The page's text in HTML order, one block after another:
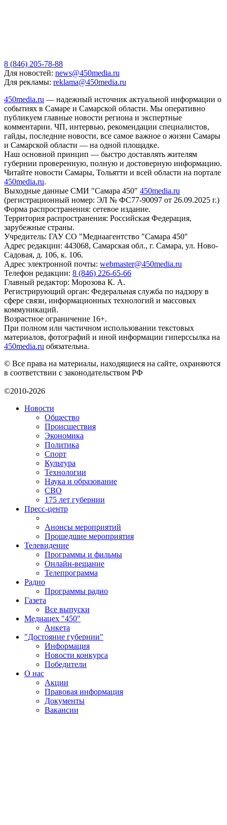
8 (846) 205-78-88
Для новостей: news@450media.ru
Для рекламы: reklama@450media.ru
450media.ru — надежный источник актуальной информации о
событиях в Самаре и Самарской области. Мы оперативно
публикуем главные новости региона и экспертные
комментарии. ЧП, интервью, рекомендации специалистов,
гайды, последние новости, все самое важное о жизни Самары
и Самарской области — на одной площадке.
Наш основной принцип — быстро доставлять жителям
губернии проверенную, полную и достоверную информацию.
Читайте новости Самары, Тольятти и всей области на портале
450media.ru.
Выходные данные СМИ "Самара 450" 450media.ru
(регистрационный номер: ЭЛ № ФС77-90097 от 26.09.2025 г.)
Форма распространения: сетевое издание.
Территория распространения: Российская Федерация,
зарубежные страны.
Учредитель: ГАУ СО "Медиаагентство "Самара 450"
Адрес редакции: 443068, Самарская обл., г. Самара, ул. Ново-
Садовая, д. 106, к. 106.
Адрес электронной почты: webmaster@450media.ru
Телефон редакции: 8 (846) 226-65-66
Главный редактор: Морозова К. А.
Регистрирующий орган: Федеральная служба по надзору в
сфере связи, информационных технологий и массовых
коммуникаций.
Возрастное ограничение 16+.
При полном или частичном использовании текстовых
материалов, фотографий и иной информации гиперссылка на
450media.ru обязательна.
© Все права на материалы, находящиеся на сайте, охраняются
в соответствии с законодательством РФ
©2010-2026
Новости
Общество
Происшествия
Экономика
Политика
Спорт
Культура
Технологии
Наука и образование
СВО
175 лет губернии
Пресс-центр
Анонсы мероприятий
Прошедшие мероприятия
Телевидение
Программы и фильмы
Онлайн-вещание
Телепрограмма
Радио
Программы радио
Газета
Все выпуски
Медиацех "450"
Анкета
"Достояние губернии"
Информация
Новости конкурса
Победители
О нас
Акции
Правовая информация
Документы
Вакансии